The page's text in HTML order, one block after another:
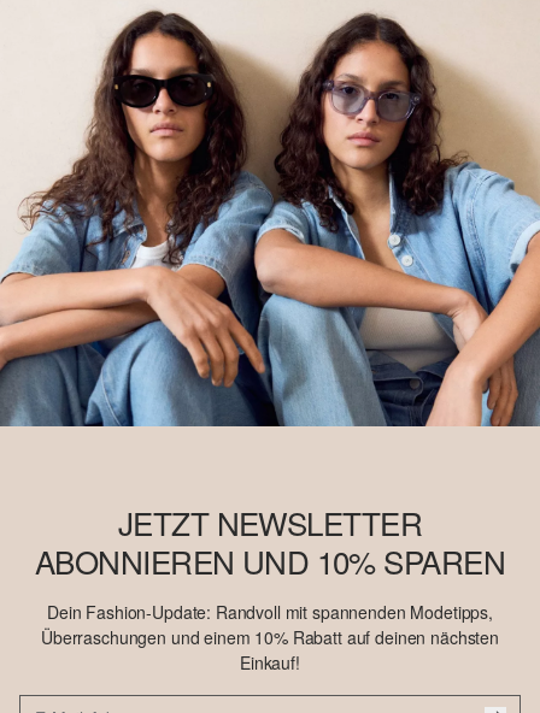
JETZT NEWSLETTER
ABONNIEREN UND 10% SPAREN
Dein Fashion-Update: Randvoll mit spannenden Modetipps,
Überraschungen und einem 10% Rabatt auf deinen nächsten
Einkauf!